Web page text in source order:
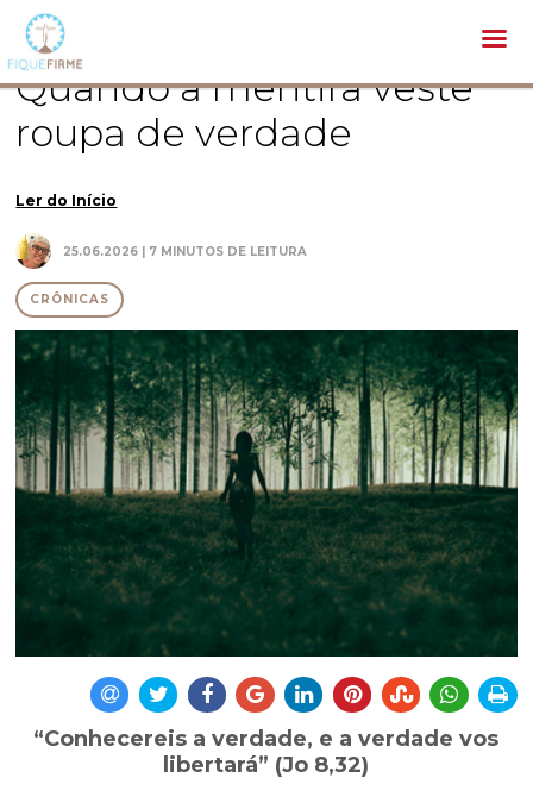
Bíblia /
Quando a mentira veste
roupa de verdade
Ler do Início
25.06.2026 | 7 MINUTOS DE LEITURA
CRÔNICAS
“Conhecereis a verdade, e a verdade vos
libertará” (Jo 8,32)